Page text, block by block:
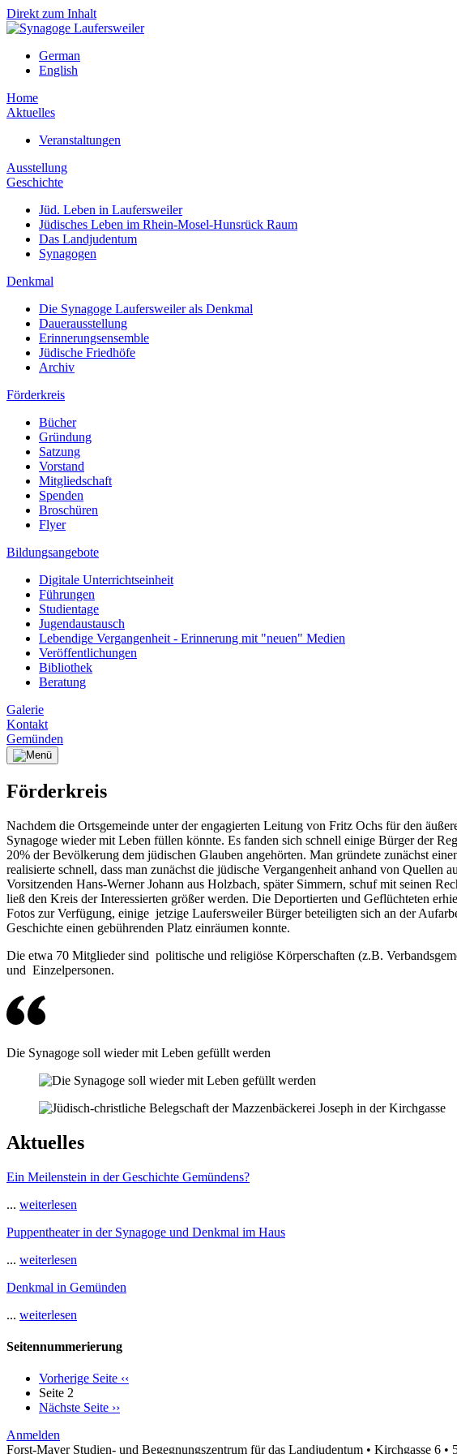
Direkt zum Inhalt
German
English
Home
Aktuelles
Veranstaltungen
Ausstellung
Geschichte
Jüd. Leben in Laufersweiler
Jüdisches Leben im Rhein-Mosel-Hunsrück Raum
Das Landjudentum
Synagogen
Denkmal
Die Synagoge Laufersweiler als Denkmal
Dauerausstellung
Erinnerungsensemble
Jüdische Friedhöfe
Archiv
Förderkreis
Bücher
Gründung
Satzung
Vorstand
Mitgliedschaft
Spenden
Broschüren
Flyer
Bildungsangebote
Digitale Unterrichtseinheit
Führungen
Studientage
Jugendaustausch
Lebendige Vergangenheit - Erinnerung mit "neuen" Medien
Veröffentlichungen
Bibliothek
Beratung
Galerie
Kontakt
Gemünden
Förderkreis
Nachdem die Ortsgemeinde unter der engagierten Leitung von Fritz Ochs für den
Synagoge wieder mit Leben füllen könnte. Es fanden sich schnell einige Bürger der
20% der Bevölkerung dem jüdischen Glauben angehörten. Man gründete zunächst
realisierte schnell, dass man zunächst die jüdische Vergangenheit anhand von Quellen
Vorsitzenden Hans-Werner Johann aus Holzbach, später Simmern, schuf mit seinen
ließ den Kreis der Interessierten größer werden. Die Deportierten und Geflüchteten
Fotos zur Verfügung, einige jetzige Laufersweiler Bürger beteiligten sich an der
Geschichte einen gebührenden Platz einräumen konnte.
Die etwa 70 Mitglieder sind politische und religiöse Körperschaften (z.B.
und Einzelpersonen.
Die Synagoge soll wieder mit Leben gefüllt werden
Aktuelles
Ein Meilenstein in der Geschichte Gemündens?
... weiterlesen
Puppentheater in der Synagoge und Denkmal im Haus
... weiterlesen
Denkmal in Gemünden
... weiterlesen
Seitennummerierung
Vorherige Seite ‹‹
Seite 2
Nächste Seite ››
Anmelden
Forst-Mayer Studien- und Begegnungszentrum für das Landjudentum • Kirchgasse 6 •